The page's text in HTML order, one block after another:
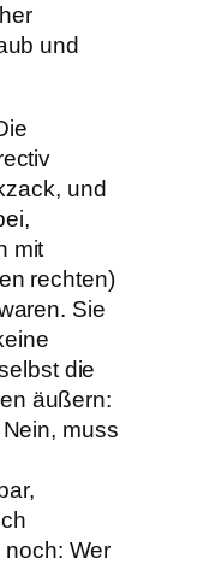
und
und
mit
rechten)
Sie
die
äußern:
muss
noch: Wer